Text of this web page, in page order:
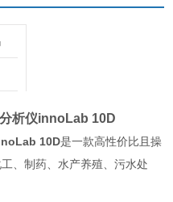
析仪innoLab 10D
10D是一款高性价比且操
、制药、水产养殖、污水处